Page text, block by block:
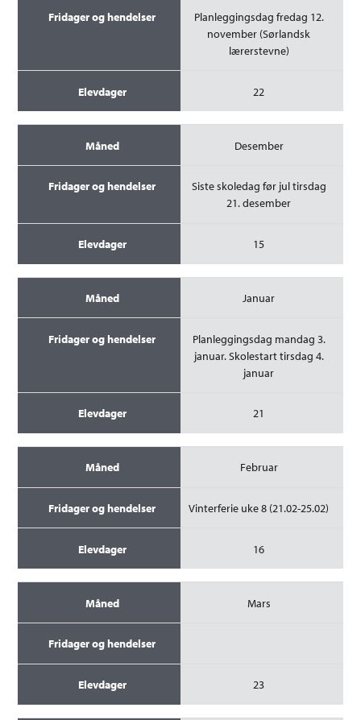
Planleggingsdag fredag 12.
november (Sørlandsk
lærerstevne)
22
Desember
Siste skoledag før jul tirsdag
21. desember
15
Januar
Planleggingsdag mandag 3.
januar. Skolestart tirsdag 4.
januar
21
Februar
Vinterferie uke 8 (21.02-25.02)
16
Mars
23